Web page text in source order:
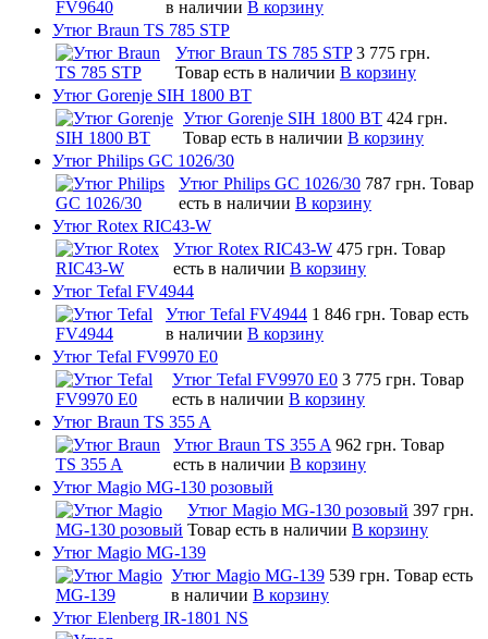
в наличии В корзину
Утюг Braun TS 785 STP
Утюг Braun TS 785 STP 3 775 грн.
Товар есть в наличии В корзину
Утюг Gorenje SIH 1800 BT
Утюг Gorenje SIH 1800 BT 424 грн.
Товар есть в наличии В корзину
Утюг Philips GC 1026/30
Утюг Philips GC 1026/30 787 грн. Товар
есть в наличии В корзину
Утюг Rotex RIC43-W
Утюг Rotex RIC43-W 475 грн. Товар
есть в наличии В корзину
Утюг Tefal FV4944
Утюг Tefal FV4944 1 846 грн. Товар есть
в наличии В корзину
Утюг Tefal FV9970 E0
Утюг Tefal FV9970 E0 3 775 грн. Товар
есть в наличии В корзину
Утюг Braun TS 355 A
Утюг Braun TS 355 A 962 грн. Товар
есть в наличии В корзину
Утюг Magio MG-130 розовый
Утюг Magio MG-130 розовый 397 грн.
Товар есть в наличии В корзину
Утюг Magio MG-139
Утюг Magio MG-139 539 грн. Товар есть
в наличии В корзину
Утюг Elenberg IR-1801 NS